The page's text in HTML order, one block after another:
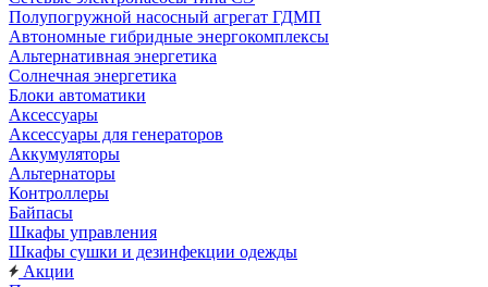
Полупогружной насосный агрегат ГДМП
Автономные гибридные энергокомплексы
Альтернативная энергетика
Солнечная энергетика
Блоки автоматики
Аксессуары
Аксессуары для генераторов
Аккумуляторы
Альтернаторы
Контроллеры
Байпасы
Шкафы управления
Шкафы сушки и дезинфекции одежды
Акции